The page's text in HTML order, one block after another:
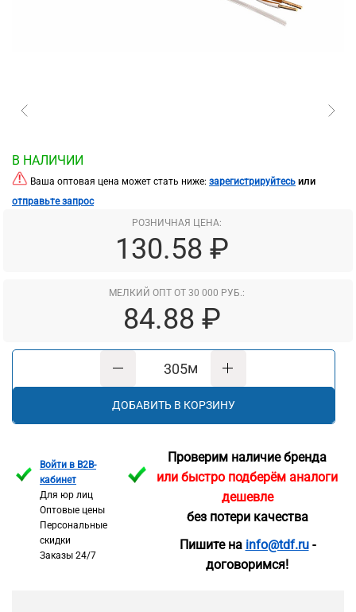
В НАЛИЧИИ
Ваша оптовая цена может стать ниже: зарегистрируйтесь или
отправьте запрос
РОЗНИЧНАЯ ЦЕНА:
130.58 ₽
МЕЛКИЙ ОПТ ОТ 30 000 РУБ.:
84.88 ₽
м
ДОБАВИТЬ В КОРЗИНУ
Войти в B2B-
кабинет
Для юр лиц
Оптовые цены
Персональные
скидки
Заказы 24/7
Проверим наличие бренда
или быстро подберём аналоги
дешевле
без потери качества
Пишите на info@tdf.ru-
договоримся!